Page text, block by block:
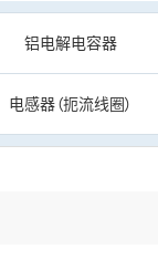
铝电解电容器
电感器（扼流线圈）